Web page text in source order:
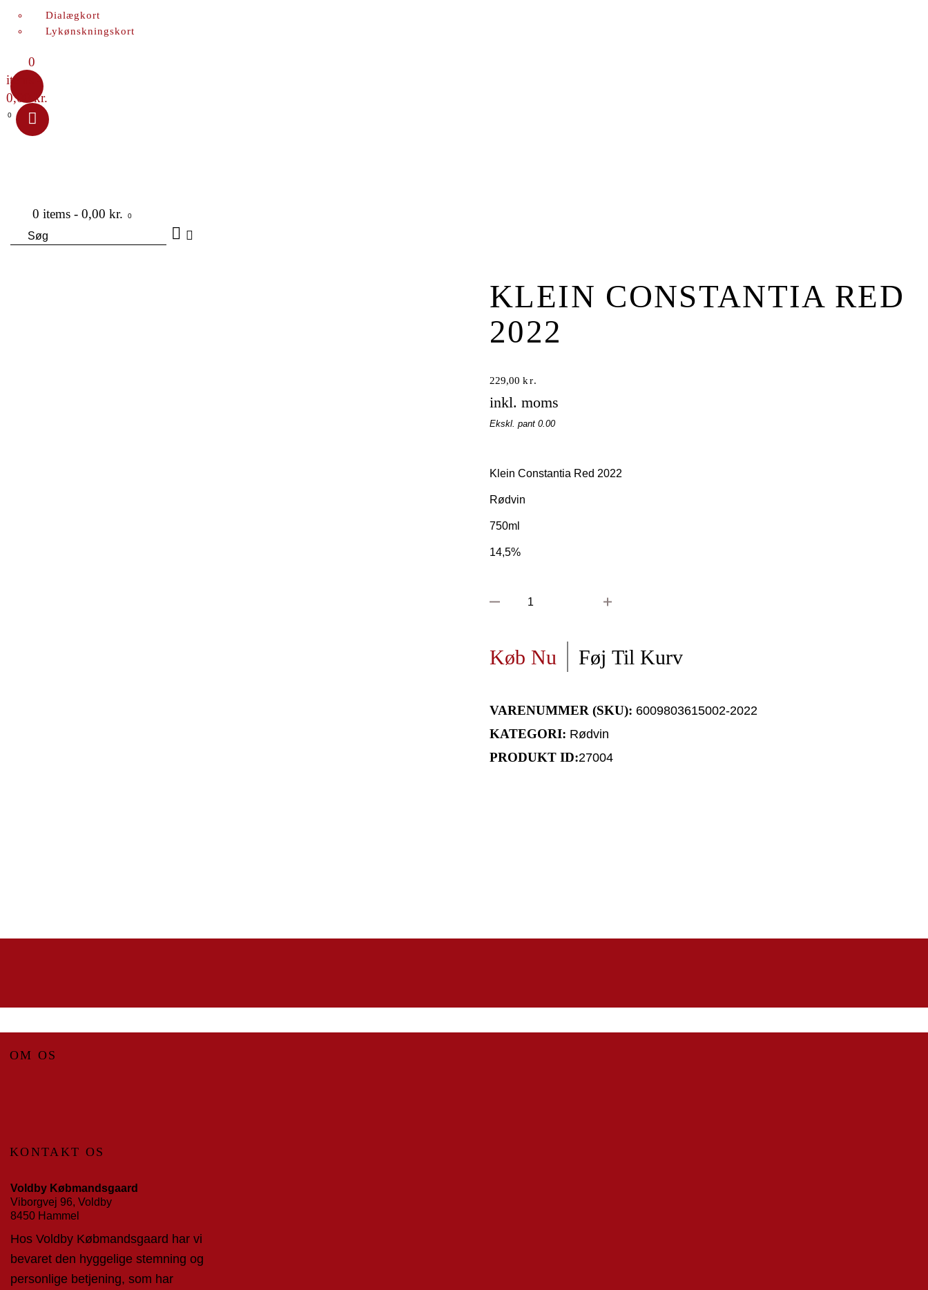
Dialægkort
Lykønskningskort
0
items
-
0,00 kr.
0
0 items - 0,00 kr. 0
Søg
KLEIN CONSTANTIA RED
2022
229,00kr.
inkl. moms
Ekskl. pant 0.00
Klein Constantia Red 2022
Rødvin
750ml
14,5%
Køb Nu Føj Til Kurv
VARENUMMER (SKU): 6009803615002-2022
KATEGORI: Rødvin
PRODUKT ID:27004
OM OS
KONTAKT OS
Voldby Købmandsgaard
Viborgvej 96, Voldby
8450 Hammel
Hos Voldby Købmandsgaard har vi
bevaret den hyggelige stemning og
personlige betjening, som har